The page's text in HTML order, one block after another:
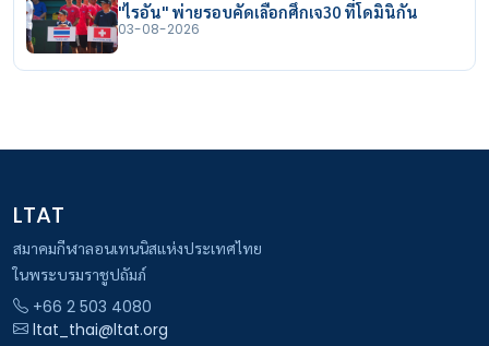
"ไรอัน" พ่ายรอบคัดเลือกศึกเจ30 ที่โดมินิกัน
03-08-2026
LTAT
สมาคมกีฬาลอนเทนนิสแห่งประเทศไทย
ในพระบรมราชูปถัมภ์
+66 2 503 4080
ltat_thai@ltat.org